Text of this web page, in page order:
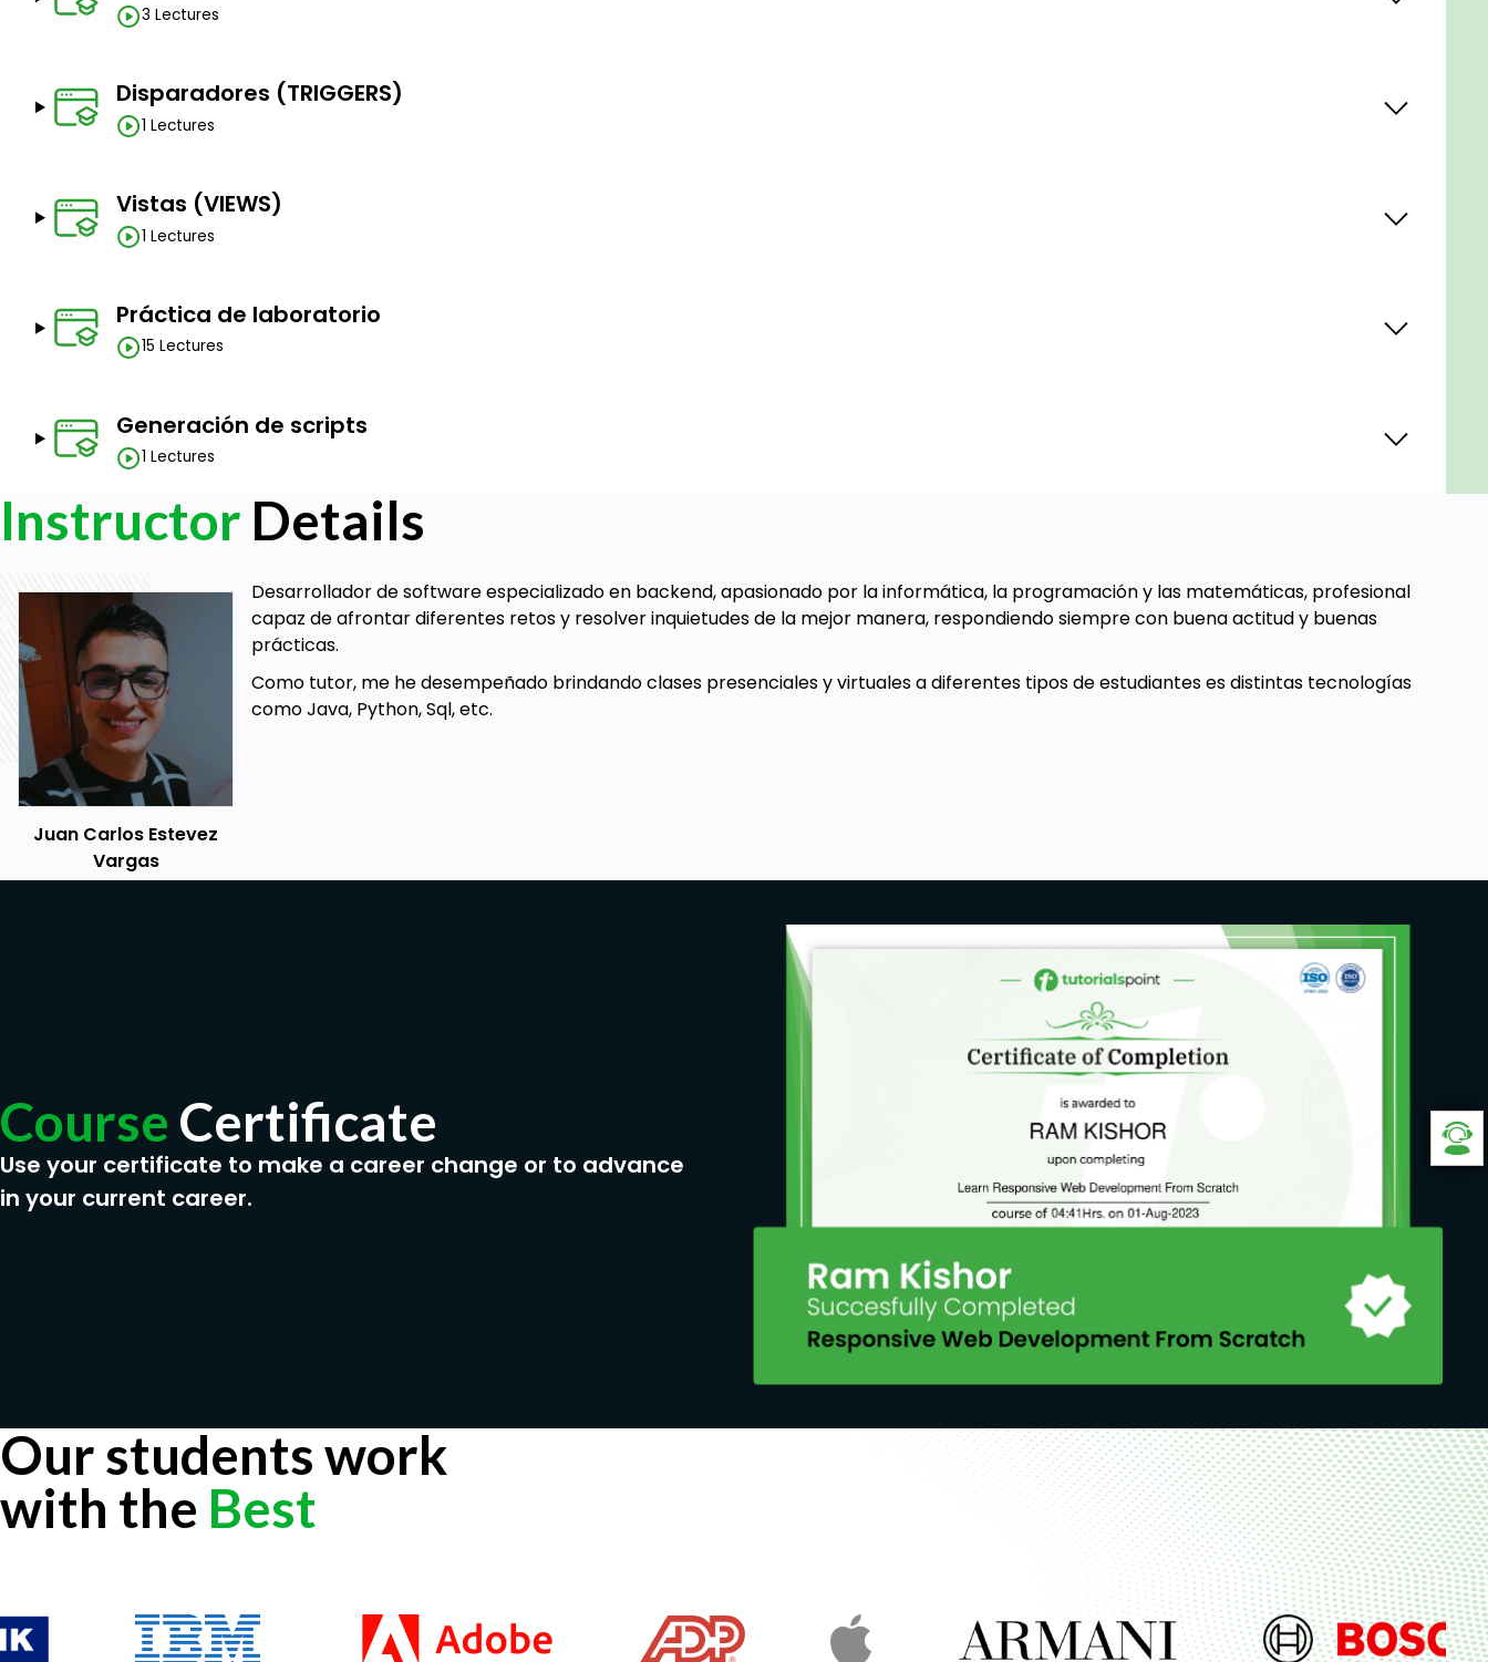
3 Lectures
Disparadores (TRIGGERS)
1 Lectures
Vistas (VIEWS)
1 Lectures
Práctica de laboratorio
15 Lectures
Generación de scripts
1 Lectures
Instructor Details
Juan Carlos Estevez
Vargas
Desarrollador de software especializado en backend, apasionado por la informática, la programación y las matemáticas, profesional
capaz de afrontar diferentes retos y resolver inquietudes de la mejor manera, respondiendo siempre con buena actitud y buenas
prácticas.
Como tutor, me he desempeñado brindando clases presenciales y virtuales a diferentes tipos de estudiantes es distintas tecnologías
como Java, Python, Sql, etc.
Course Certificate
Use your certificate to make a career change or to advance
in your current career.
Our students work
with the Best